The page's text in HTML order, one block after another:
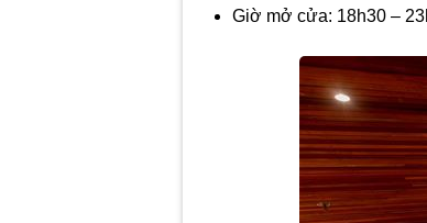
Giờ mở cửa: 18h30 –